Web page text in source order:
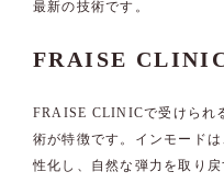
最新の技術です。
FRAISE
FRAISE CLINICで受けられ
術が特徴です。インモード
性化し、自然な弾力を取り